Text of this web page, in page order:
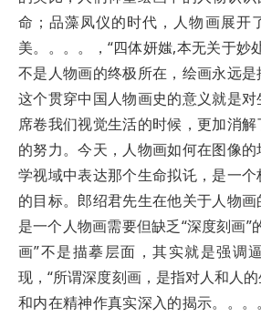
命；品藻凤仪的时代，人物画展开
美。。。。，“四体妍媸,本无关于妙
不是人物画的终极所在，绘画永远
这个贯穿中国人物画史的意义就是
席卷我们视觉生活的时候，更加消
的努力。今天，人物画如何在图像
学视域中表达那个生命拟讬，是一
的目标。郎绍君先生在他关于人物
是一个人物画需要但缺乏“深度刻画”
画”不是描摹层面，其实就是强调
现，“所谓深度刻画，是指对人和人
和内在精神作真实深入的揭示。。